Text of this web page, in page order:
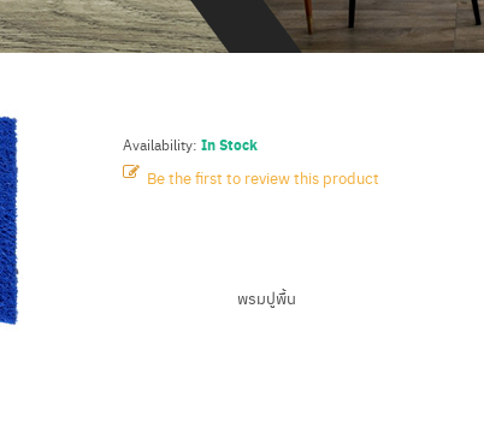
Availability: In Stock
Be the first to review this product
พรมปูพื้น